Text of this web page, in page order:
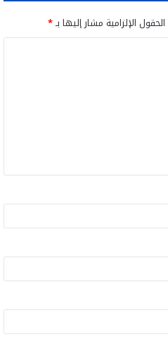
الحقول الإلزامية مشار إليها بـ*